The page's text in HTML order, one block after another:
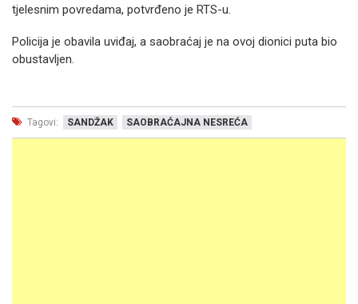
tjelesnim povredama, potvrđeno je RTS-u.
Policija je obavila uviđaj, a saobraćaj je na ovoj dionici puta bio
obustavljen.
Tagovi: SANDŽAK SAOBRAĆAJNA NESREĆA